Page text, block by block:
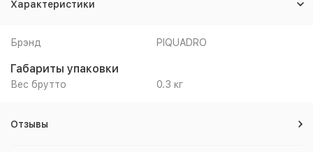
Характеристики
Брэнд PIQUADRO
Габариты упаковки
Вес брутто 0.3 кг
Отзывы